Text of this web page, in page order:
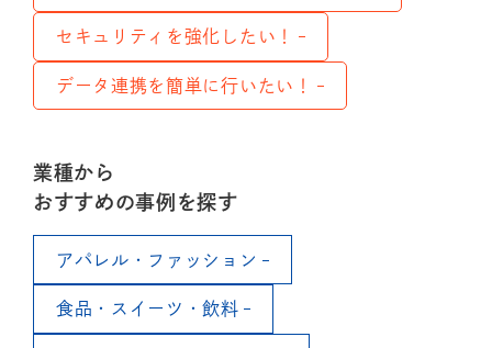
セキュリティを強化したい！
データ連携を簡単に行いたい！
業種から
おすすめの事例を探す
アパレル・ファッション
食品・スイーツ・飲料